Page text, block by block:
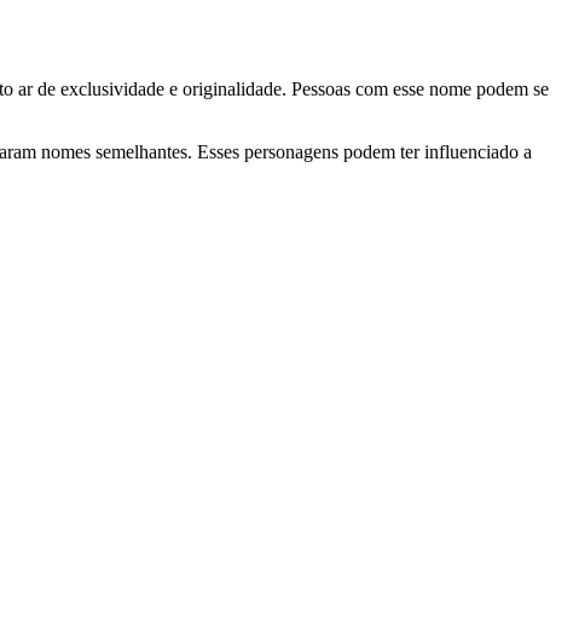
de exclusividade e originalidade. Pessoas com esse nome podem se
nomes semelhantes. Esses personagens podem ter influenciado a